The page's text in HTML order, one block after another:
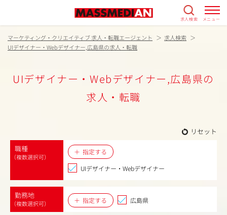
求人検索 メニュー
マーケティング・クリエイティブ 求人・転職エージェント
求人検索
UIデザイナー・Webデザイナー,広島県の求人・転職
UIデザイナー・Webデザイナー,広島県の
求人・転職
リセット
職種
（複数選択可）
指定する
UIデザイナー・Webデザイナー
勤務地
（複数選択可） 指定する 広島県